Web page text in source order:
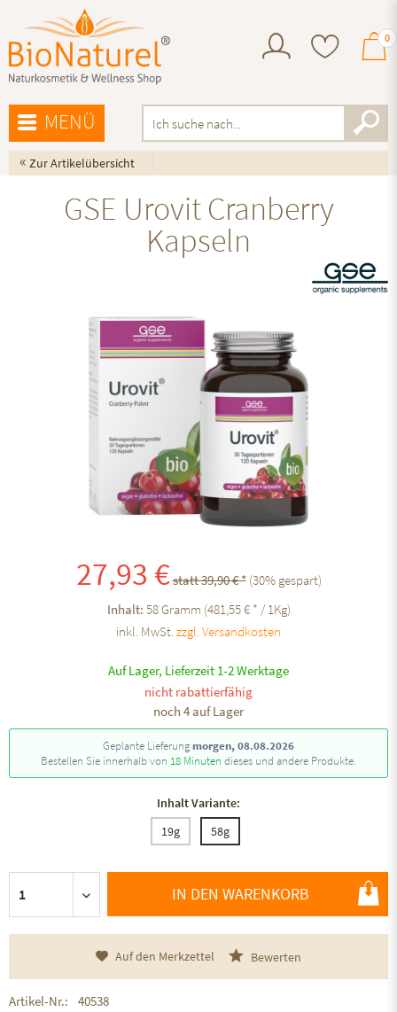
0
MENÜ
« Zur Artikelübersicht
GSE Urovit Cranberry
Kapseln
27,93 €statt 39,90 € * (30% gespart)
Inhalt: 58 Gramm (481,55 € * / 1Kg)
inkl. MwSt.zzgl. Versandkosten
Auf Lager, Lieferzeit 1-2 Werktage
nicht rabattierfähig
noch 4 auf Lager
Geplante Lieferungmorgen, 08.08.2026
Bestellen Sie innerhalb von 18 Minuten dieses und andere Produkte.
Inhalt Variante:
19g
58g
IN DEN WARENKORB
Auf den Merkzettel Bewerten
Artikel-Nr.:
40538